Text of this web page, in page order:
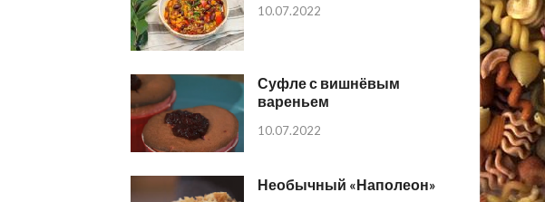
10.07.2022
Суфле с вишнёвым
вареньем
10.07.2022
Необычный «Наполеон»